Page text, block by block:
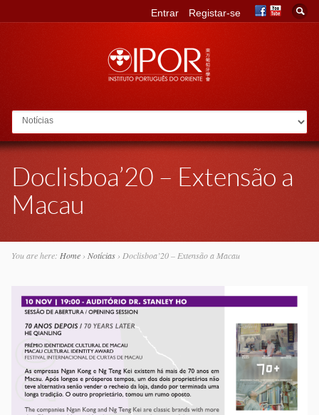
Go to:
Entrar Registar-se
Doclisboa’20 – Extensão a
Macau
You are here: Home› Notícias› Doclisboa’20 – Extensão a Macau